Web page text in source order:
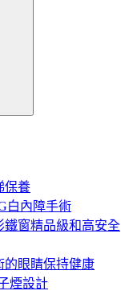
保養
白內障手術
鐵窗精品級和高安全
的眼睛保持健康
煙設計